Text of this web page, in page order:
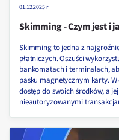
01.12.2025 r
Skimming - Czym jest i
Skimming to jedna z
płatniczych. Oszuści
bankomatach i terminalach,
pasku magnetycznym karty.
dostęp do swoich środków, a
nieautoryzowanymi